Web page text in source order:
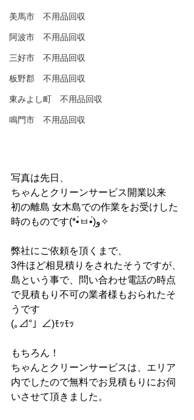
美馬市 不用品回収
阿波市 不用品回収
三好市 不用品回収
板野郡 不用品回収
東みよし町 不用品回収
鳴門市 不用品回収
写真は先日、
ちゃんとクリーンサービス開業以来
初の離島 女木島での作業をお受けした
時のものです(*•̀ㅂ•́)و✧
弊社にご依頼を頂くまで、
3件ほど相見積りをされたそうですが、
島という事で、問い合わせ電話の時点
で見積もり不可の業者様もおられたそ
うです
(｡⊿°」∠)ﾓｯﾓｯ
もちろん！
ちゃんとクリーンサービスは、エリア
内でしたので無料でお見積もりにお伺
いさせて頂きました。